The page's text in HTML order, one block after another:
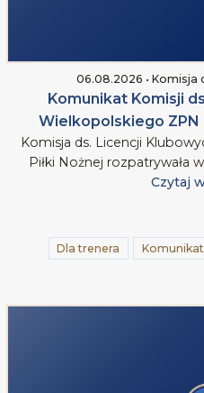
06.08.2026 • Komisja
Komunikat Komisji
Wielkopolskiego ZPN
Komisja ds. Licencji
Piłki Nożnej rozpatrywała
Czytaj
Dla trenera